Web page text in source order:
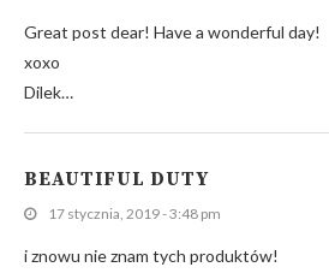
Great post dear! Have a wonderful day!
xoxo
Dilek…
BEAUTIFUL DUTY
17 stycznia, 2019 - 3:48 pm
i znowu nie znam tych produktów!